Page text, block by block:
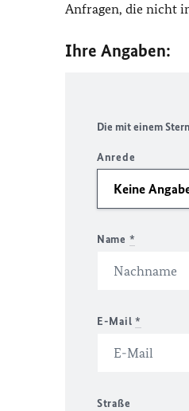
Anfragen, die nicht
Ihre Angaben:
Die mit einem
Anrede
Name *
E-Mail *
Straße